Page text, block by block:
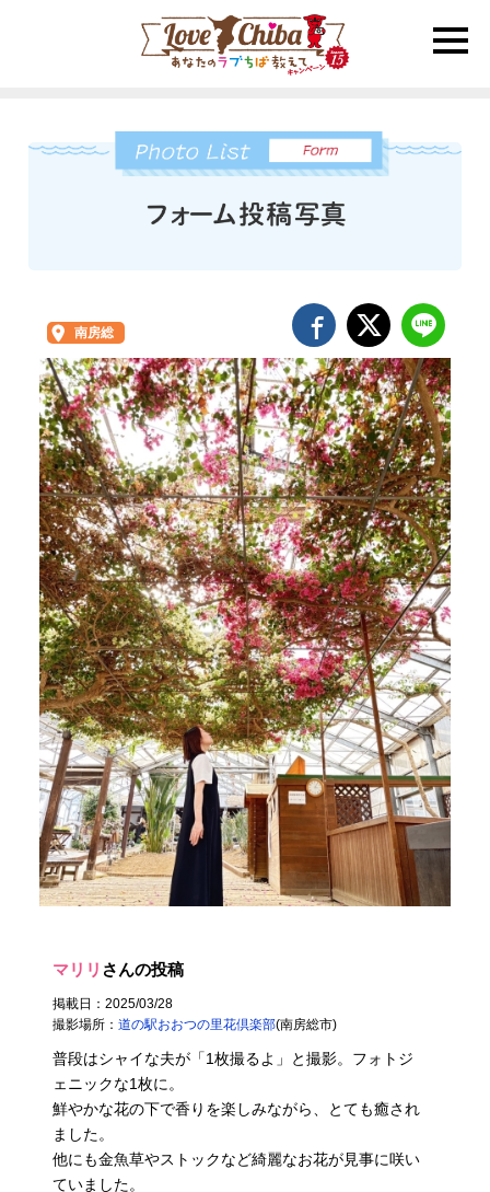
toggle
南房総
マリリ さんの投稿
掲載日：2025/03/28
撮影場所：道の駅おおつの里花倶楽部(南房総市)
普段はシャイな夫が「1枚撮るよ」と撮影。フォトジ
ェニックな1枚に。
鮮やかな花の下で香りを楽しみながら、とても癒され
ました。
他にも金魚草やストックなど綺麗なお花が見事に咲い
ていました。